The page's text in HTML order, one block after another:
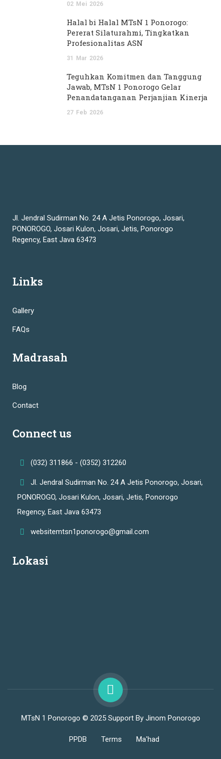
02 Mei 2026
Halal bi Halal MTsN 1 Ponorogo:
Pererat Silaturahmi, Tingkatkan
Profesionalitas ASN
31 Mar 2026
Teguhkan Komitmen dan Tanggung
Jawab, MTsN 1 Ponorogo Gelar
Penandatanganan Perjanjian Kinerja
27 Feb 2026
Jl. Jendral Sudirman No. 24 A Jetis Ponorogo, Josari,
PONOROGO, Josari Kulon, Josari, Jetis, Ponorogo
Regency, East Java 63473
Links
Gallery
FAQs
Madrasah
Blog
Contact
Connect us
(032) 311866 - (0352) 312260
Jl. Jendral Sudirman No. 24 A Jetis Ponorogo, Josari,
PONOROGO, Josari Kulon, Josari, Jetis, Ponorogo
Regency, East Java 63473
websitemtsn1ponorogo@gmail.com
Lokasi
MTsN 1 Ponorogo © 2025 Support By Jinom Ponorogo
PPDB Terms Ma'had